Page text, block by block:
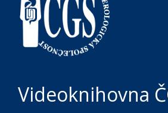
Videoknihovna